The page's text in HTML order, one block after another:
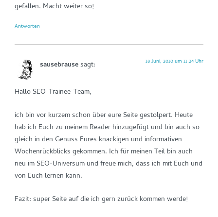
gefallen. Macht weiter so!
Antworten
sausebrausesagt: 18 Juni, 2010 um 11:24 Uhr
Hallo SEO-Trainee-Team,
ich bin vor kurzem schon über eure Seite gestolpert. Heute
hab ich Euch zu meinem Reader hinzugefügt und bin auch so
gleich in den Genuss Eures knackigen und informativen
Wochenrückblicks gekommen. Ich für meinen Teil bin auch
neu im SEO-Universum und freue mich, dass ich mit Euch und
von Euch lernen kann.
Fazit: super Seite auf die ich gern zurück kommen werde!